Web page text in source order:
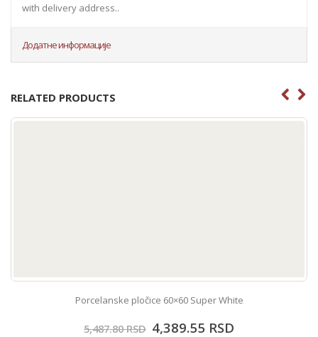
with delivery address..
Додатне информације
RELATED PRODUCTS
Porcelanske pločice 60×60 Super White
5,487.80RSD 4,389.55 RSD